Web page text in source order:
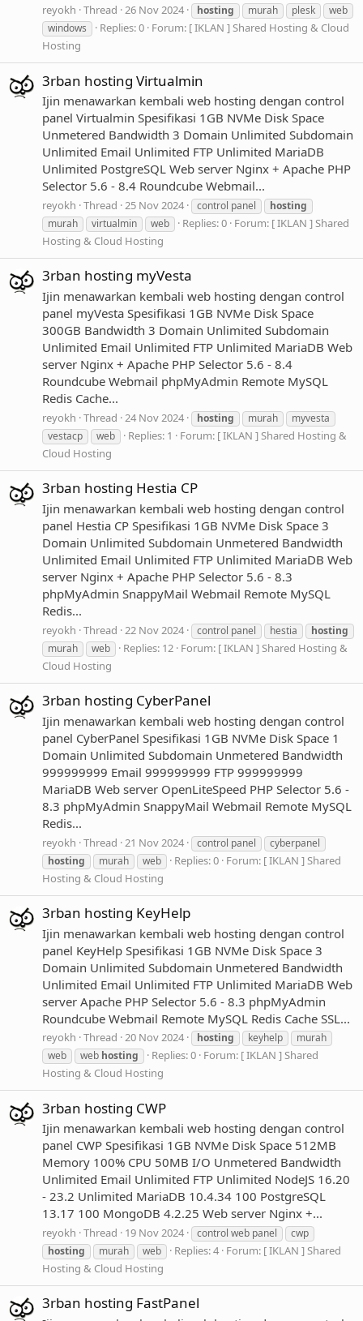
reyokh Thread 26 Nov 2024 hosting murah plesk
web
windows
Replies: 0 Forum: [ IKLAN ] Shared Hosting & Cloud
Hosting
3rban hosting Virtualmin
Ijin menawarkan kembali web hosting dengan control
panel Virtualmin Spesifikasi 1GB NVMe Disk Space
Unmetered Bandwidth 3 Domain Unlimited Subdomain
Unlimited Email Unlimited FTP Unlimited MariaDB
Unlimited PostgreSQL Web server Nginx + Apache PHP
Selector 5.6 - 8.4 Roundcube Webmail...
reyokh Thread 25 Nov 2024 control panel
hosting
murah
virtualmin web Replies: 0 Forum: [ IKLAN ] Shared
Hosting & Cloud Hosting
3rban hosting myVesta
Ijin menawarkan kembali web hosting dengan control
panel myVesta Spesifikasi 1GB NVMe Disk Space
300GB Bandwidth 3 Domain Unlimited Subdomain
Unlimited Email Unlimited FTP Unlimited MariaDB Web
server Nginx + Apache PHP Selector 5.6 - 8.4
Roundcube Webmail phpMyAdmin Remote MySQL
Redis Cache...
reyokh Thread 24 Nov 2024 hosting murah
myvesta
vestacp
web Replies: 1 Forum: [ IKLAN ] Shared Hosting &
Cloud Hosting
3rban hosting Hestia CP
Ijin menawarkan kembali web hosting dengan control
panel Hestia CP Spesifikasi 1GB NVMe Disk Space 3
Domain Unlimited Subdomain Unmetered Bandwidth
Unlimited Email Unlimited FTP Unlimited MariaDB Web
server Nginx + Apache PHP Selector 5.6 - 8.3
phpMyAdmin SnappyMail Webmail Remote MySQL
Redis...
reyokh Thread 22 Nov 2024 control panel hestia
hosting
murah
web Replies: 12 Forum: [ IKLAN ] Shared Hosting &
Cloud Hosting
3rban hosting CyberPanel
Ijin menawarkan kembali web hosting dengan control
panel CyberPanel Spesifikasi 1GB NVMe Disk Space 1
Domain Unlimited Subdomain Unmetered Bandwidth
999999999 Email 999999999 FTP 999999999
MariaDB Web server OpenLiteSpeed PHP Selector 5.6 -
8.3 phpMyAdmin SnappyMail Webmail Remote MySQL
Redis...
reyokh Thread 21 Nov 2024 control panel
cyberpanel
hosting
murah web Replies: 0 Forum: [ IKLAN ] Shared
Hosting & Cloud Hosting
3rban hosting KeyHelp
Ijin menawarkan kembali web hosting dengan control
panel KeyHelp Spesifikasi 1GB NVMe Disk Space 3
Domain Unlimited Subdomain Unmetered Bandwidth
Unlimited Email Unlimited FTP Unlimited MariaDB Web
server Apache PHP Selector 5.6 - 8.3 phpMyAdmin
Roundcube Webmail Remote MySQL Redis Cache SSL...
reyokh Thread 20 Nov 2024 hosting keyhelp
murah
web
web hosting Replies: 0 Forum: [ IKLAN ] Shared
Hosting & Cloud Hosting
3rban hosting CWP
Ijin menawarkan kembali web hosting dengan control
panel CWP Spesifikasi 1GB NVMe Disk Space 512MB
Memory 100% CPU 50MB I/O Unmetered Bandwidth
Unlimited Email Unlimited FTP Unlimited NodeJS 16.20
- 23.2 Unlimited MariaDB 10.4.34 100 PostgreSQL
13.17 100 MongoDB 4.2.25 Web server Nginx +...
reyokh Thread 19 Nov 2024 control web panel
cwp
hosting
murah web Replies: 4 Forum: [ IKLAN ] Shared
Hosting & Cloud Hosting
3rban hosting FastPanel